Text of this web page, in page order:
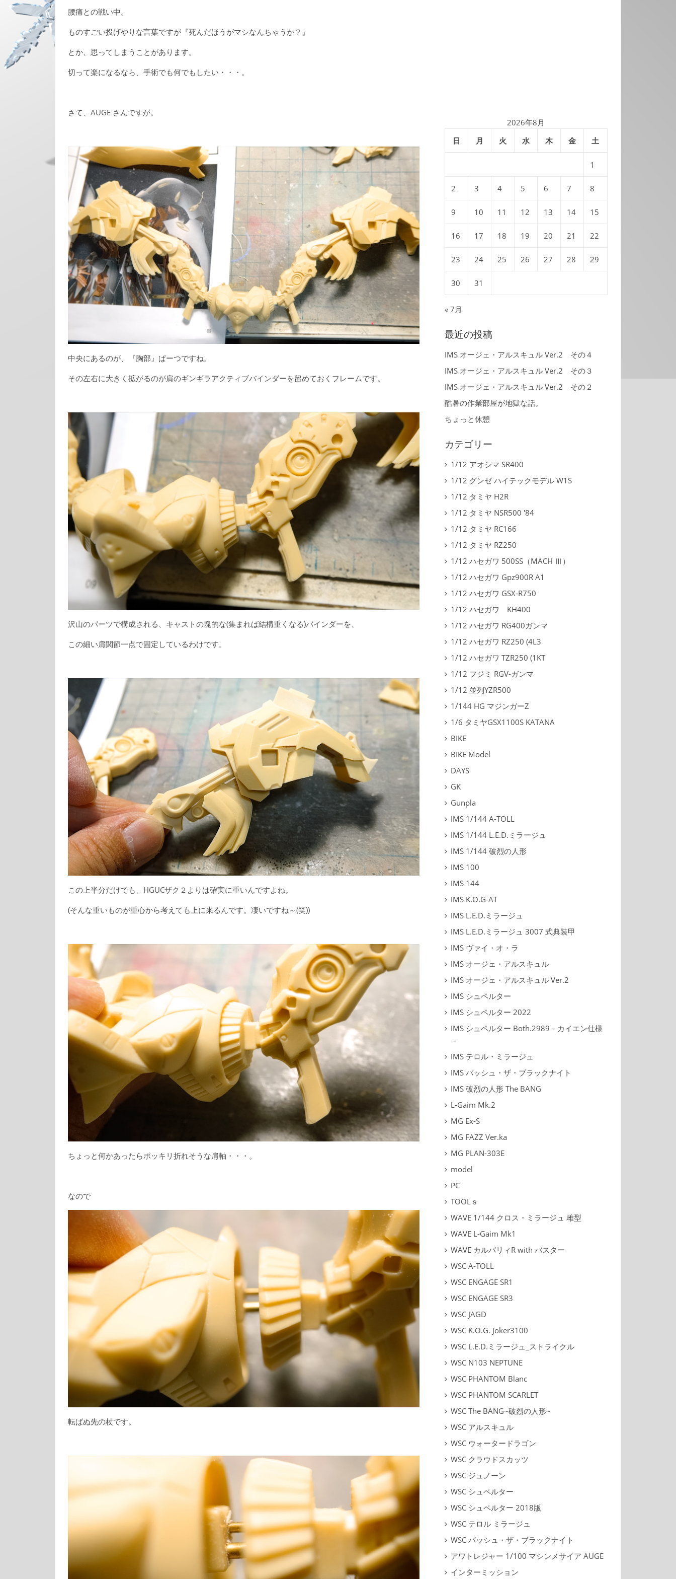
腰痛との戦い中。
ものすごい投げやりな言葉ですが『死んだほうがマシなんちゃうか？』
とか、思ってしまうことがあります。
切って楽になるなら、手術でも何でもしたい・・・。
さて、AUGE さんですが。
中央にあるのが、『胸部』ぱーつですね。
その左右に大きく拡がるのが肩のギンギラアクティブバインダーを留めておくフレームです。
沢山のパーツで構成される、キャストの塊的な(集まれば結構重くなる)バインダーを、
この細い肩関節一点で固定しているわけです。
この上半分だけでも、HGUCザク２よりは確実に重いんですよね。
(そんな重いものが重心から考えても上に来るんです。凄いですね～(笑))
ちょっと何かあったらポッキリ折れそうな肩軸・・・。
なので
転ばぬ先の杖です。
2026年8月
日
月 火 水 木 金 土
1
2 3 4 5 6 7 8
9 10 11 12 13 14 15
16 17 18 19 20 21 22
23 24 25 26 27 28 29
30 31
« 7月
最近の投稿
IMS オージェ・アルスキュル Ver.2 その４
IMS オージェ・アルスキュル Ver.2 その３
IMS オージェ・アルスキュル Ver.2 その２
酷暑の作業部屋が地獄な話。
ちょっと休憩
カテゴリー
1/12 アオシマ SR400
1/12 グンゼ ハイテックモデル W1S
1/12 タミヤ H2R
1/12 タミヤ NSR500 '84
1/12 タミヤ RC166
1/12 タミヤ RZ250
1/12 ハセガワ 500SS（MACH Ⅲ）
1/12 ハセガワ Gpz900R A1
1/12 ハセガワ GSX-R750
1/12 ハセガワ KH400
1/12 ハセガワ RG400ガンマ
1/12 ハセガワ RZ250 (4L3
1/12 ハセガワ TZR250 (1KT
1/12 フジミ RGV-ガンマ
1/12 並列YZR500
1/144 HG マジンガーZ
1/6 タミヤGSX1100S KATANA
BIKE
BIKE Model
DAYS
GK
Gunpla
IMS 1/144 A-TOLL
IMS 1/144 L.E.D.ミラージュ
IMS 1/144 破烈の人形
IMS 100
IMS 144
IMS K.O.G-AT
IMS L.E.D.ミラージュ
IMS L.E.D.ミラージュ 3007 式典装甲
IMS ヴァイ・オ・ラ
IMS オージェ・アルスキュル
IMS オージェ・アルスキュル Ver.2
IMS シュペルター
IMS シュペルター 2022
IMS シュペルター Both.2989－カイエン仕様
－
IMS テロル・ミラージュ
IMS バッシュ・ザ・ブラックナイト
IMS 破烈の人形 The BANG
L-Gaim Mk.2
MG Ex-S
MG FAZZ Ver.ka
MG PLAN-303E
model
PC
TOOLｓ
WAVE 1/144 クロス・ミラージュ 雌型
WAVE L-Gaim Mk1
WAVE カルバリィR with バスター
WSC A-TOLL
WSC ENGAGE SR1
WSC ENGAGE SR3
WSC JAGD
WSC K.O.G. Joker3100
WSC L.E.D.ミラージュ_ストライクル
WSC N103 NEPTUNE
WSC PHANTOM Blanc
WSC PHANTOM SCARLET
WSC The BANG~破烈の人形~
WSC アルスキュル
WSC ウォータードラゴン
WSC クラウドスカッツ
WSC ジュノーン
WSC シュペルター
WSC シュペルター 2018版
WSC テロル ミラージュ
WSC バッシュ・ザ・ブラックナイト
アワトレジャー 1/100 マシンメサイア AUGE
インターミッション